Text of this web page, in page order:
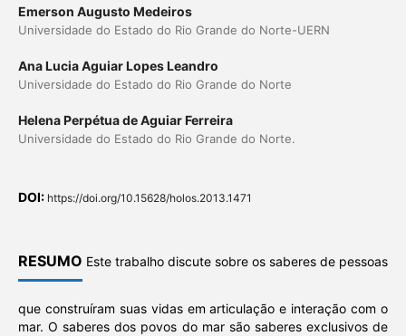
Emerson Augusto Medeiros
Universidade do Estado do Rio Grande do Norte-UERN
Ana Lucia Aguiar Lopes Leandro
Universidade do Estado do Rio Grande do Norte
Helena Perpétua de Aguiar Ferreira
Universidade do Estado do Rio Grande do Norte.
DOI: https://doi.org/10.15628/holos.2013.1471
RESUMO Este trabalho discute sobre os saberes de pessoas
que construíram suas vidas em articulação e interação com o
mar. O saberes dos povos do mar são saberes exclusivos de